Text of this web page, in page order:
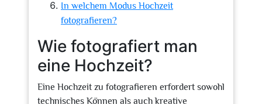
In welchem Modus Hochzeit
fotografieren?
Wie fotografiert man
eine Hochzeit?
Eine Hochzeit zu fotografieren erfordert sowohl
technisches Können als auch kreative